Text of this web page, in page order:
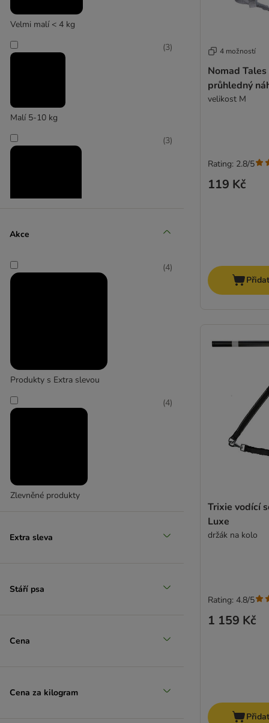
Velmi malí < 4 kg
Malí 5-10 kg
(3)
(3)
Akce
Produkty s Extra slevou
(4)
Zlevněné produkty
(4)
Extra sleva
Stáří psa
Cena
Cena za kilogram
4 možností
Nomad
průhledný
velikost M
119 Kč
Rating: 2.8/5
Trixie vodící
Luxe
držák na kolo
1 159 Kč
Rating: 4.8/5